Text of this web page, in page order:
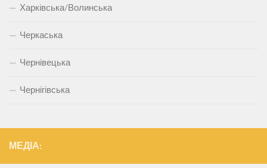
Харківська/Волинська
Черкаська
Чернівецька
Чернігівська
МЕДІА: